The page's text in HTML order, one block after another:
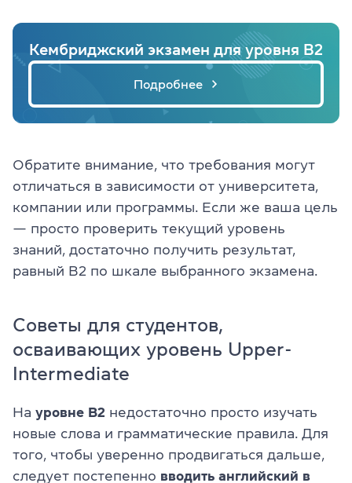
Кембриджский экзамен для уровня B2
Подробнее
Обратите внимание, что требования могут
отличаться в зависимости от университета,
компании или программы. Если же ваша цель
— просто проверить текущий уровень
знаний, достаточно получить результат,
равный B2 по шкале выбранного экзамена.
Советы для студентов,
осваивающих уровень Upper-
Intermediate
На уровне B2 недостаточно просто изучать
новые слова и грамматические правила. Для
того, чтобы уверенно продвигаться дальше,
следует постепенно вводить английский в